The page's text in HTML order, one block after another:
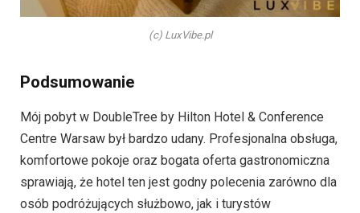
(c) LuxVibe.pl
Podsumowanie
Mój pobyt w DoubleTree by Hilton Hotel & Conference
Centre Warsaw był bardzo udany. Profesjonalna obsługa,
komfortowe pokoje oraz bogata oferta gastronomiczna
sprawiają, że hotel ten jest godny polecenia zarówno dla
osób podróżujących służbowo, jak i turystów